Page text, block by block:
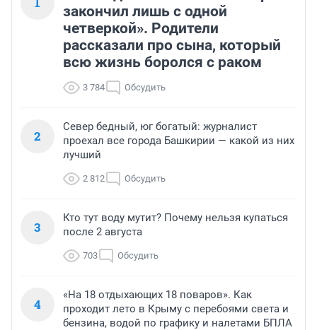
закончил лишь с одной
четверкой». Родители
рассказали про сына, который
всю жизнь боролся с раком
3 784 Обсудить
2
Север бедный, юг богатый: журналист
проехал все города Башкирии — какой из них
лучший
2 812 Обсудить
3
Кто тут воду мутит? Почему нельзя купаться
после 2 августа
703 Обсудить
4
«На 18 отдыхающих 18 поваров». Как
проходит лето в Крыму с перебоями света и
бензина, водой по графику и налетами БПЛА